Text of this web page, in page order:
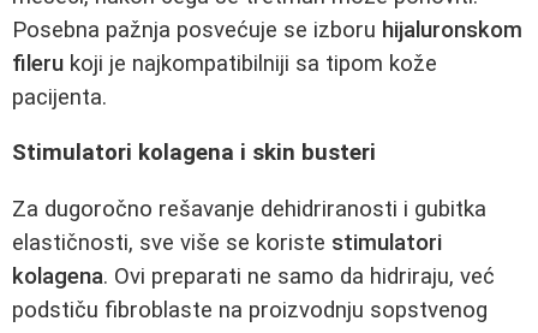
Posebna pažnja posvećuje se izboru hijaluronskom
fileru koji je najkompatibilniji sa tipom kože
pacijenta.
Stimulatori kolagena i skin busteri
Za dugoročno rešavanje dehidriranosti i gubitka
elastičnosti, sve više se koriste stimulatori
kolagena. Ovi preparati ne samo da hidriraju, već
podstiču fibroblaste na proizvodnju sopstvenog